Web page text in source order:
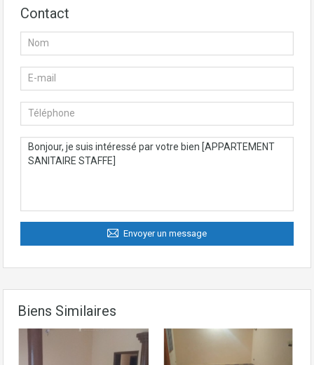
Contact
Envoyer un message
Biens Similaires